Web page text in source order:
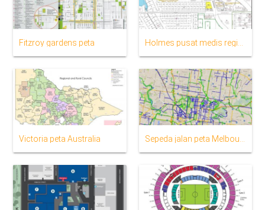
Fitzroy gardens peta
Victoria peta Australia Sepeda jalan peta Melbourne